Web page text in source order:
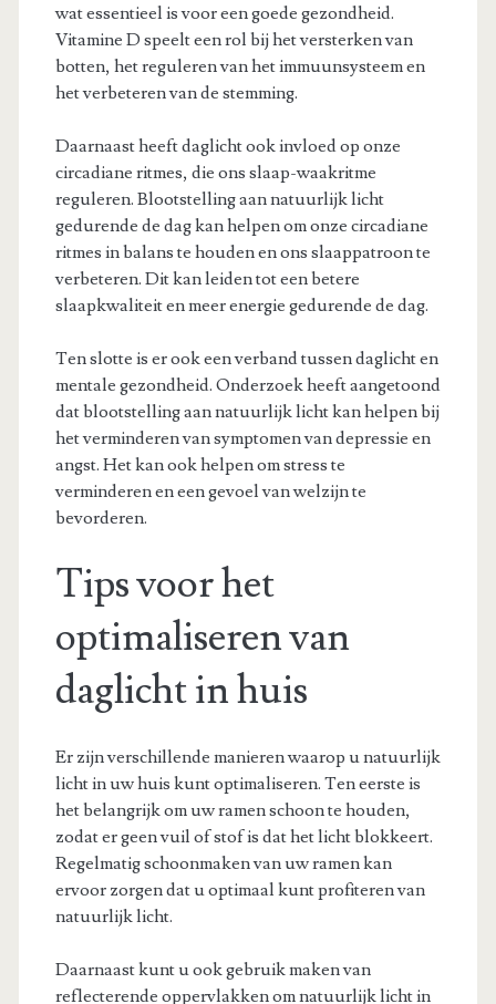
wat essentieel is voor een goede gezondheid.
Vitamine D speelt een rol bij het versterken van
botten, het reguleren van het immuunsysteem en
het verbeteren van de stemming.
Daarnaast heeft daglicht ook invloed op onze
circadiane ritmes, die ons slaap-waakritme
reguleren. Blootstelling aan natuurlijk licht
gedurende de dag kan helpen om onze circadiane
ritmes in balans te houden en ons slaappatroon te
verbeteren. Dit kan leiden tot een betere
slaapkwaliteit en meer energie gedurende de dag.
Ten slotte is er ook een verband tussen daglicht en
mentale gezondheid. Onderzoek heeft aangetoond
dat blootstelling aan natuurlijk licht kan helpen bij
het verminderen van symptomen van depressie en
angst. Het kan ook helpen om stress te
verminderen en een gevoel van welzijn te
bevorderen.
Tips voor het
optimaliseren van
daglicht in huis
Er zijn verschillende manieren waarop u natuurlijk
licht in uw huis kunt optimaliseren. Ten eerste is
het belangrijk om uw ramen schoon te houden,
zodat er geen vuil of stof is dat het licht blokkeert.
Regelmatig schoonmaken van uw ramen kan
ervoor zorgen dat u optimaal kunt profiteren van
natuurlijk licht.
Daarnaast kunt u ook gebruik maken van
reflecterende oppervlakken om natuurlijk licht in